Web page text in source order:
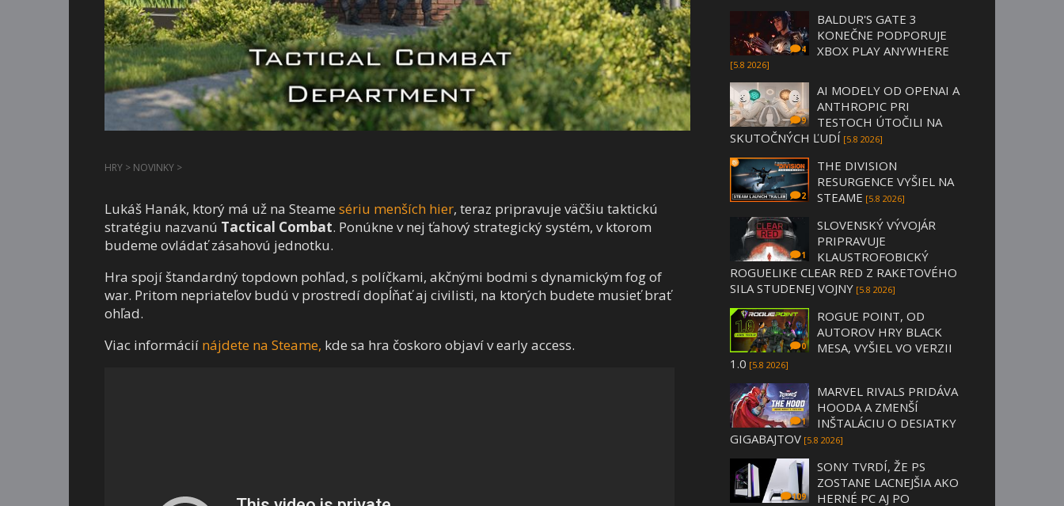
HRY > NOVINKY >
Lukáš Hanák, ktorý má už na Steame sériu menších hier, teraz pripravuje väčšiu taktickú
stratégiu nazvanú Tactical Combat. Ponúkne v nej ťahový strategický systém, v ktorom
budeme ovládať zásahovú jednotku.
Hra spojí štandardný topdown pohľad, s políčkami, akčnými bodmi s dynamickým fog of
war. Pritom nepriateľov budú v prostredí dopĺňať aj civilisti, na ktorých budete musieť brať
ohľad.
Viac informácií nájdete na Steame, kde sa hra čoskoro objaví v early access.
4
BALDUR'S GATE 3
KONEČNE PODPORUJE
XBOX PLAY ANYWHERE
[5.8 2026]
9
AI MODELY OD OPENAI A
ANTHROPIC PRI
TESTOCH ÚTOČILI NA
SKUTOČNÝCH ĽUDÍ [5.8 2026]
2
THE DIVISION
RESURGENCE VYŠIEL NA
STEAME [5.8 2026]
1
SLOVENSKÝ VÝVOJÁR
PRIPRAVUJE
KLAUSTROFOBICKÝ
ROGUELIKE CLEAR RED Z RAKETOVÉHO
SILA STUDENEJ VOJNY [5.8 2026]
0
ROGUE POINT, OD
AUTOROV HRY BLACK
MESA, VYŠIEL VO VERZII
1.0 [5.8 2026]
1
MARVEL RIVALS PRIDÁVA
HOODA A ZMENŠÍ
INŠTALÁCIU O DESIATKY
GIGABAJTOV [5.8 2026]
109
SONY TVRDÍ, ŽE PS
ZOSTANE LACNEJŠIA AKO
HERNÉ PC AJ PO